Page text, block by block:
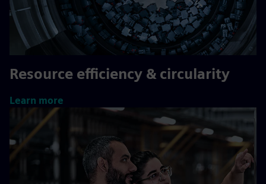
Resource efficiency & circularity
Learn more